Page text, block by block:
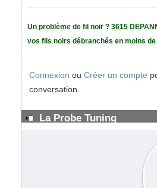
Un problème de fil noir ? 3615
vos fils noirs débranchés en moins
Connexion ou Créer un compte
conversation.
La Probe Tuning